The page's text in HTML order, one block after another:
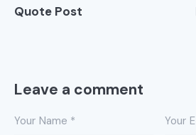
Quote Post
Leave a comment